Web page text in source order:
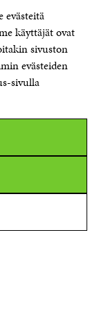
evästeitä
käyttäjät ovat
sivuston
evästeiden
sivulla